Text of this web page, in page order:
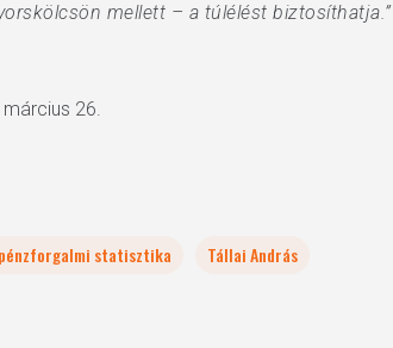
mellett – a túlélést biztosíthatja.”
26.
pénzforgalmi statisztika Tállai András